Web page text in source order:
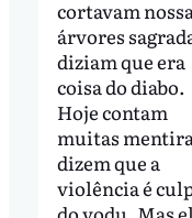
cortavam
árvores
diziam que era
coisa do diabo.
Hoje contam
muitas
dizem que a
violência é